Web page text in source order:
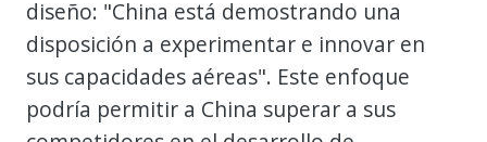
diseño: "China está demostrando una
disposición a experimentar e innovar en
sus capacidades aéreas". Este enfoque
podría permitir a China superar a sus